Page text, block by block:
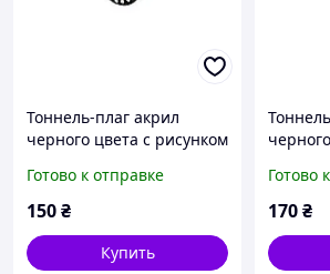
Тоннель-плаг акрил
черного цвета с рисунком
стразами по контуру 8мм
UFTNJ04 10-2708
Готово к отправке
150₴
Купить
10мм
Готово
170₴